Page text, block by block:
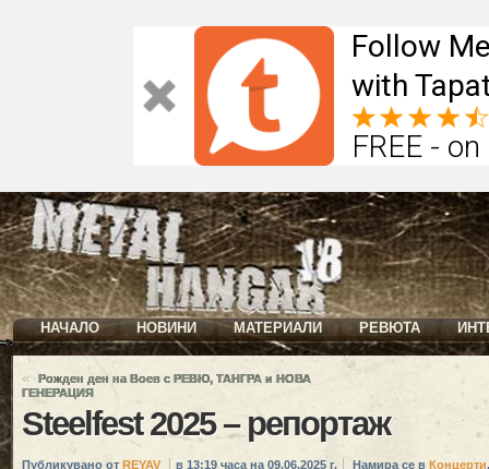
Follow
with
FREE -
НАЧАЛО НОВИНИ МАТЕРИАЛИ РЕВЮТА
«
Рожден ден на Воев с РЕВЮ, ТАНГРА и НОВА
ГЕНЕРАЦИЯ
Steelfest 2025 – репортаж
Публикувано от REYAV в 13:19 часа на 09.06.2025 г. Намира се в Концерти